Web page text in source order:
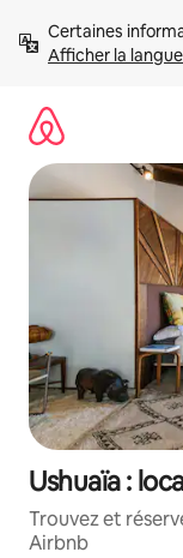
directement
Afficher la
Ushuaïa :
Trouvez et
Airbnb